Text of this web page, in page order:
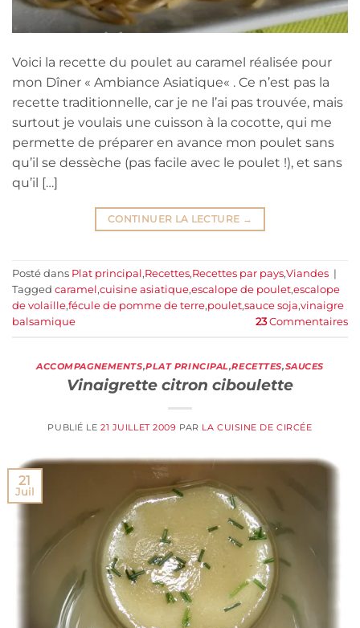
Voici la recette du poulet au caramel réalisée pour
mon Dîner « Ambiance Asiatique« . Ce n’est pas la
recette traditionnelle, car je ne l’ai pas trouvée, mais
surtout je voulais une cuisson à la cocotte, qui me
permette de préparer en avance mon poulet sans
qu’il se dessèche (pas facile avec le poulet !), et sans
qu’il […]
CONTINUER LA LECTURE →
Posté dans Plat principal ,Recettes,Recettes par pays,Viandes |
Tagged caramel ,cuisine asiatique,escalope de poulet,escalope
de volaille,fécule de pomme de terre,poulet,sauce soja,vinaigre
balsamique
23Commentaires
ACCOMPAGNEMENTS,PLAT PRINCIPAL,RECETTES,SAUCES
Vinaigrette citron ciboulette
PUBLIÉ LE21 JUILLET 2009 PAR LA CUISINE DE CIRCÉE
21
Juil